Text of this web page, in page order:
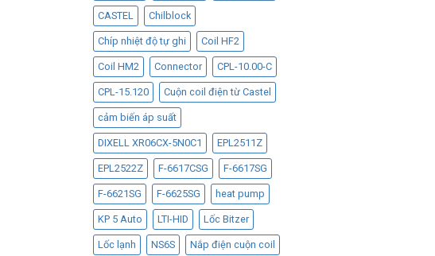
CASTEL Chilblock
Chíp nhiệt độ tự ghi Coil HF2
Coil HM2 Connector CPL-10.00-C
CPL-15.120 Cuộn coil điện từ Castel
cảm biến áp suất
DIXELL XR06CX-5N0C1 EPL2511Z
EPL2522Z F-6617CSG F-6617SG
F-6621SG F-6625SG heat pump
KP 5 Auto LTI-HID Lốc Bitzer
Lốc lạnh NS6S Nắp điện cuộn coil